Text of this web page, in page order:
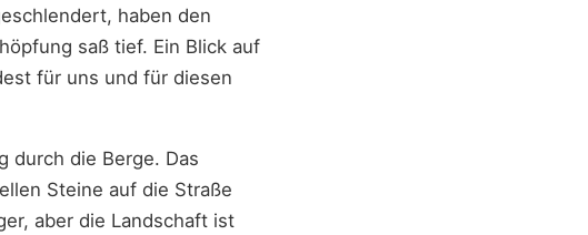
haben den
saß tief. Ein Blick auf
für uns und für diesen
durch die Berge. Das
Steine auf die Straße
aber die Landschaft ist